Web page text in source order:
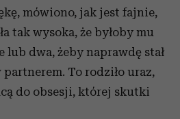
mówiono, jak jest fajnie,
tak wysoka, że byłoby mu
dwa, żeby naprawdę stał
To rodziło uraz,
do obsesji, której skutki